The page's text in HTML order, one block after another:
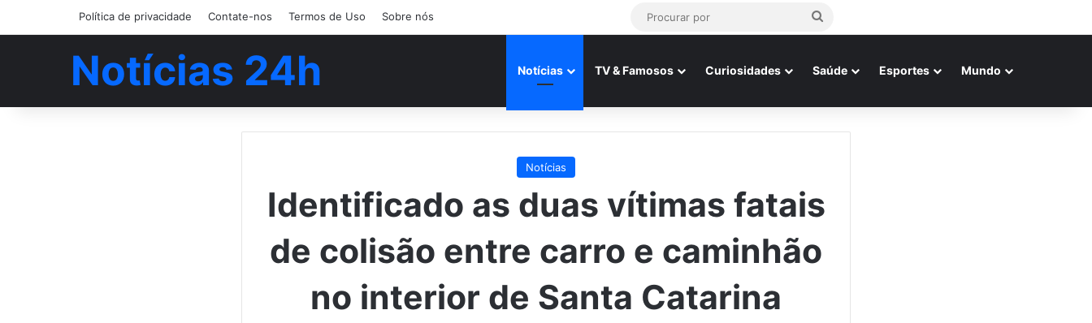
Política de privacidade Contate-nos Termos de Uso Sobre nós
Procurar
Notícias 24h Notícias TV & Famosos Curiosidades Saúde Esportes Mundo
Notícias
Identificado as duas vítimas fatais
de colisão entre carro e caminhão
no interior de Santa Catarina